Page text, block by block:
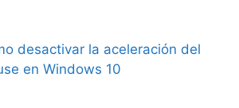
desactivar la aceleración del
en Windows 10